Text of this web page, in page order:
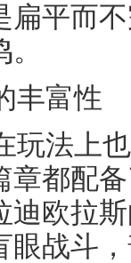
扁平而
丰富性
玩法上
章都配
迪欧拉
眼战斗